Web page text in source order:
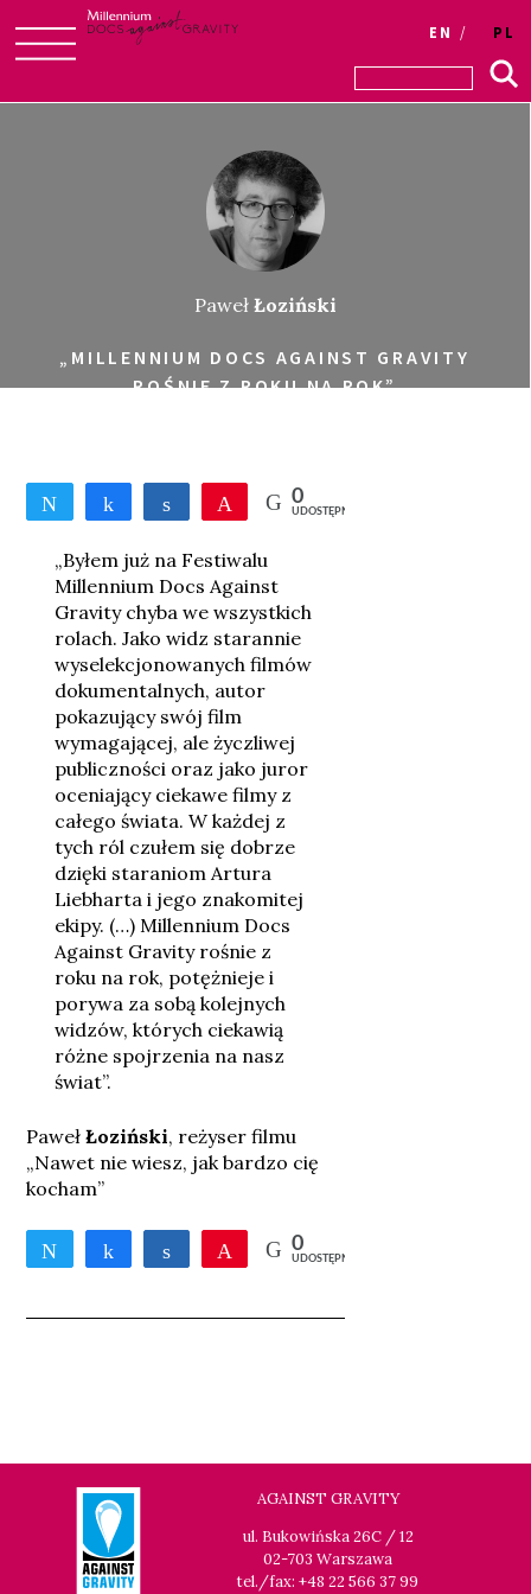
to
EN PL
Paweł Łoziński
„MILLENNIUM DOCS AGAINST GRAVITY
ROŚNIE Z ROKU NA ROK”
Tweetnij UdostępnijUdostępnijPrzypnij
0
UDOSTĘPNIEŃ
„Byłem już na Festiwalu
Millennium Docs Against
Gravity chyba we wszystkich
rolach. Jako widz starannie
wyselekcjonowanych filmów
dokumentalnych, autor
pokazujący swój film
wymagającej, ale życzliwej
publiczności oraz jako juror
oceniający ciekawe filmy z
całego świata. W każdej z
tych ról czułem się dobrze
dzięki staraniom Artura
Liebharta i jego znakomitej
ekipy. (…) Millennium Docs
Against Gravity rośnie z
roku na rok, potężnieje i
porywa za sobą kolejnych
widzów, których ciekawią
różne spojrzenia na nasz
świat”.
PawełŁoziński, reżyser filmu
„Nawet nie wiesz, jak bardzo cię
kocham”
Tweetnij UdostępnijUdostępnijPrzypnij
0
UDOSTĘPNIEŃ
AGAINST GRAVITY
ul. Bukowińska 26C / 12
02-703 Warszawa
tel./fax: +48 22 566 37 99